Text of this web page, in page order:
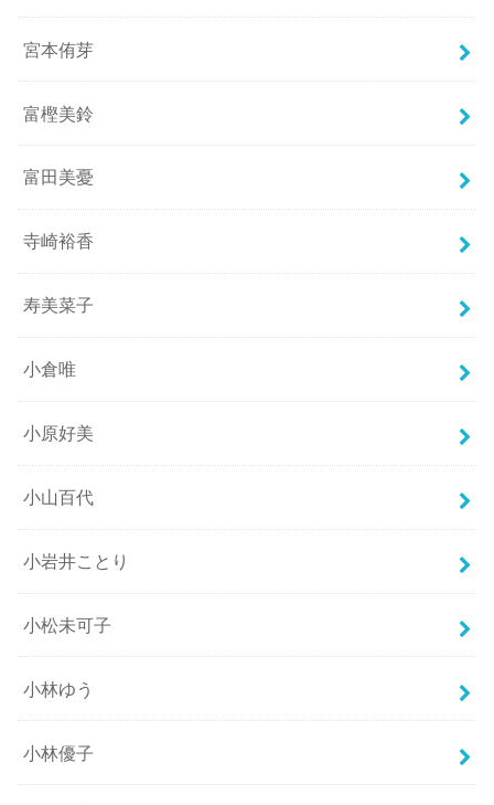
宮本侑芽
富樫美鈴
富田美憂
寺崎裕香
寿美菜子
小倉唯
小原好美
小山百代
小岩井ことり
小松未可子
小林ゆう
小林優子